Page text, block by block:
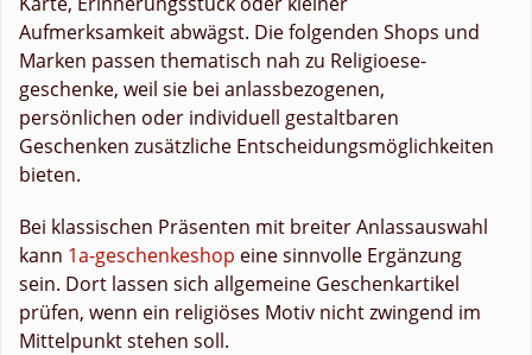
Aufmerksamkeit abwägst. Die folgenden Shops und
Marken passen thematisch nah zu Religioese-
geschenke, weil sie bei anlassbezogenen,
persönlichen oder individuell gestaltbaren
Geschenken zusätzliche Entscheidungsmöglichkeiten
bieten.
Bei klassischen Präsenten mit breiter Anlassauswahl
kann 1a-geschenkeshop eine sinnvolle Ergänzung
sein. Dort lassen sich allgemeine Geschenkartikel
prüfen, wenn ein religiöses Motiv nicht zwingend im
Mittelpunkt stehen soll.